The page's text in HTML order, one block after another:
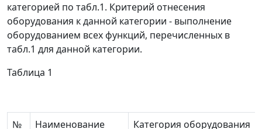
категорией по табл.1. Критерий отнесения
оборудования к данной категории - выполнение
оборудованием всех функций, перечисленных в
табл.1 для данной категории.
Таблица 1
№ Наименование Категория оборудования